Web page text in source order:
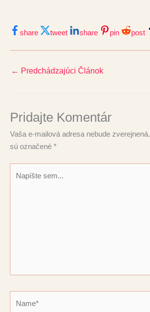
share tweet share pin post
← Predchádzajúci Článok
Pridajte Komentár
Vaša e-mailová adresa nebude zverejnená.
sú označené *
sem...